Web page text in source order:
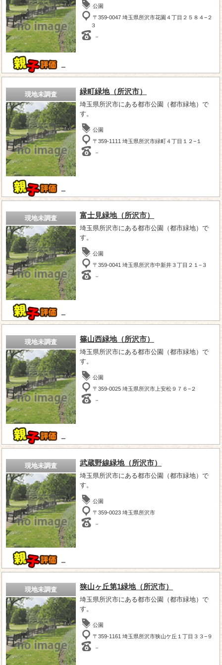
－
公園
〒359-0047 埼玉県所沢市花園４丁目２５８４−２
３
－
現地未調査
－
緑町緑地（所沢市）
埼玉県所沢市にある都市公園（都市緑地）で
す。
公園
〒359-1111 埼玉県所沢市緑町４丁目１２−１
－
現地未調査
－
富士見緑地（所沢市）
埼玉県所沢市にある都市公園（都市緑地）で
す。
公園
〒359-0041 埼玉県所沢市中新井３丁目２１−３
－
現地未調査
－
篠山西緑地（所沢市）
埼玉県所沢市にある都市公園（都市緑地）で
す。
公園
〒359-0025 埼玉県所沢市上安松９７６−２
－
現地未調査
－
武蔵野線緑地（所沢市）
埼玉県所沢市にある都市公園（都市緑地）で
す。
公園
〒359-0023 埼玉県所沢市
－
現地未調査 狭山ヶ丘第1緑地（所沢市）
埼玉県所沢市にある都市公園（都市緑地）で
す。
公園
〒359-1161 埼玉県所沢市狭山ケ丘１丁目３３−９
－